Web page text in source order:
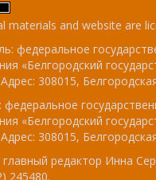
materials and website are
федеральное
«Белгородский
308015,
федеральное
«Белгородский
308015,
главный редактор Инна
245480.